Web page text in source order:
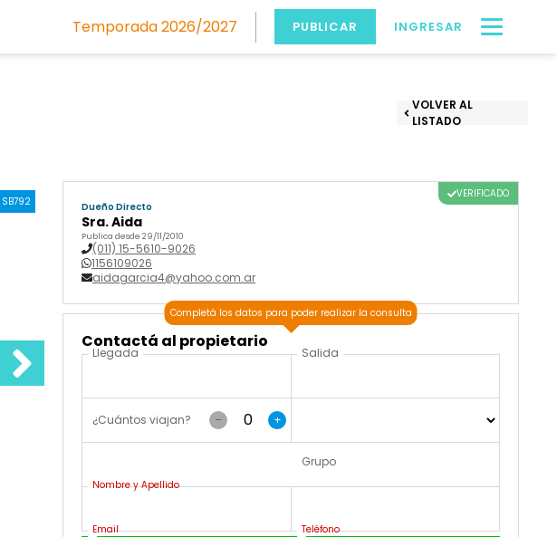
Temporada 2026/2027 PUBLICAR INGRESAR
VOLVER AL
LISTADO
SB792 Dueño Directo
Sra. Aida
Publica desde 29/11/2010
(011) 15-5610-9026
1156109026
aidagarcia4@yahoo.com.ar
VERIFICADO
Contactá al propietario
Completá los datos para poder realizar la consulta
Llegada Salida
– +
¿Cuántos viajan?
Grupo
Email Teléfono
Nombre y Apellido